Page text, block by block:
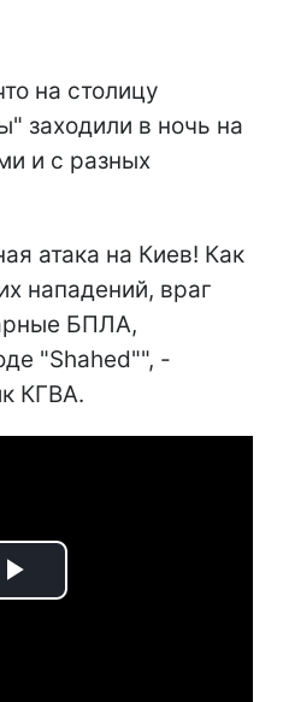
на столицу
заходили в ночь на
и с разных
атака на Киев! Как
нападений, враг
БПЛА,
"Shahed"", -
КГВА.
Play